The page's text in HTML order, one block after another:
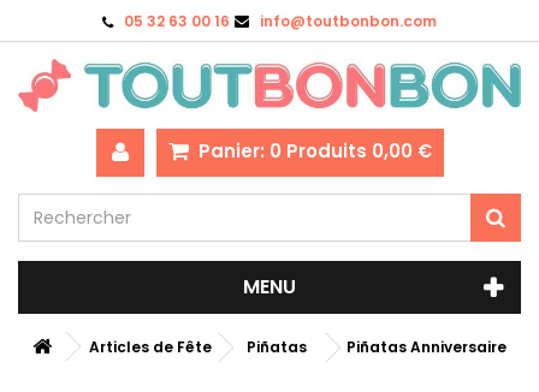
05 32 63 00 16 info@toutbonbon.com
Panier: 0 Produits 0,00 €
MENU
Articles de Fête Piñatas Piñatas Anniversaire